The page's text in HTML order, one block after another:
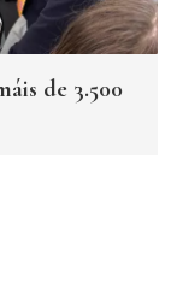
de 3.500